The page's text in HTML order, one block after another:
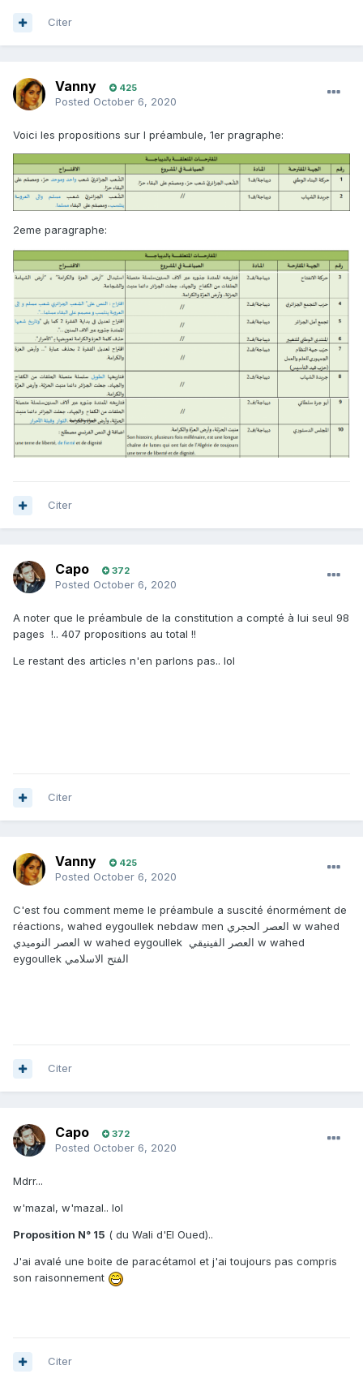
Citer
Vanny 425
Posted October 6, 2020
Voici les propositions sur l préambule, 1er pragraphe:
2eme paragraphe:
Citer
Capo 372
Posted October 6, 2020
A noter que le préambule de la constitution a compté à lui seul 98
pages !.. 407 propositions au total !!
Le restant des articles n'en parlons pas.. lol
Citer
Vanny 425
Posted October 6, 2020
C'est fou comment meme le préambule a suscité énormément de
réactions, wahed eygoullek nebdaw men العصر الحجري w wahed
العصر النوميدي w wahed eygoullek العصر الفينيقي w wahed
eygoullek الفتح الاسلامي
Citer
Capo 372
Posted October 6, 2020
Mdrr...
w'mazal, w'mazal.. lol
Proposition N° 15 ( du Wali d'El Oued)..
J'ai avalé une boite de paracétamol et j'ai toujours pas compris
son raisonnement
Citer